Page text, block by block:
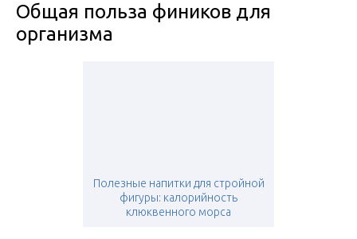
Общая польза фиников для
организма
Полезные напитки для стройной
фигуры: калорийность
клюквенного морса